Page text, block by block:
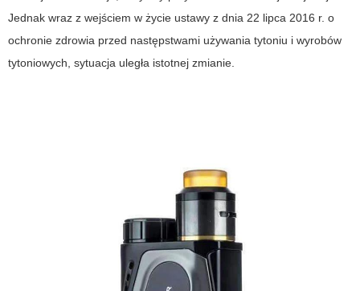
Jednak wraz z wejściem w życie ustawy z dnia 22 lipca 2016 r. o
ochronie zdrowia przed następstwami używania tytoniu i wyrobów
tytoniowych, sytuacja uległa istotnej zmianie.